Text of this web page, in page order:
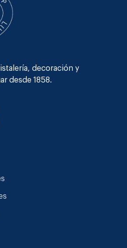
decoración y
desde 1858.